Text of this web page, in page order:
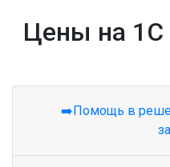
Цены на 1С
➡️Помощь в